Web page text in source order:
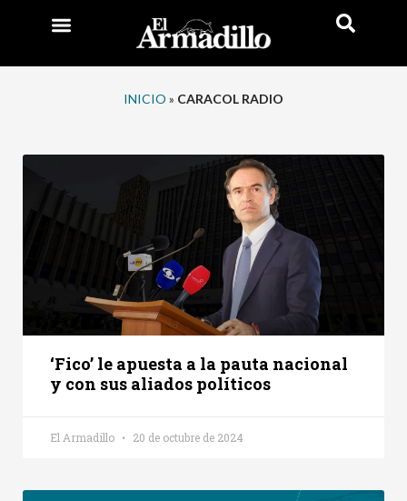
INICIO » CARACOL RADIO
‘Fico’ le apuesta a la pauta nacional
y con sus aliados políticos
El Armadillo 20 de octubre de 2024